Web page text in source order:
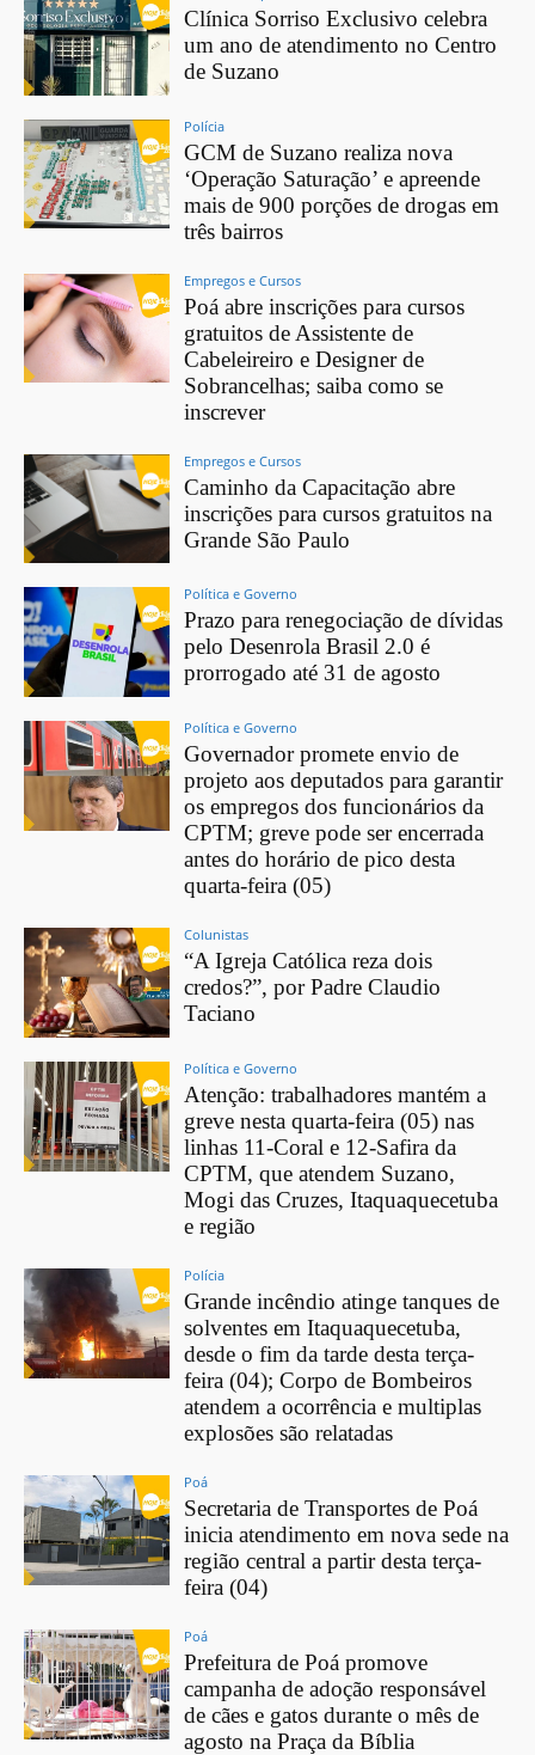
Clínica Sorriso Exclusivo celebra
um ano de atendimento no Centro
de Suzano
Polícia
GCM de Suzano realiza nova
‘Operação Saturação’ e apreende
mais de 900 porções de drogas em
três bairros
Empregos e Cursos
Poá abre inscrições para cursos
gratuitos de Assistente de
Cabeleireiro e Designer de
Sobrancelhas; saiba como se
inscrever
Empregos e Cursos
Caminho da Capacitação abre
inscrições para cursos gratuitos na
Grande São Paulo
Política e Governo
Prazo para renegociação de dívidas
pelo Desenrola Brasil 2.0 é
prorrogado até 31 de agosto
Política e Governo
Governador promete envio de
projeto aos deputados para garantir
os empregos dos funcionários da
CPTM; greve pode ser encerrada
antes do horário de pico desta
quarta-feira (05)
Colunistas
“A Igreja Católica reza dois
credos?”, por Padre Claudio
Taciano
Política e Governo
Atenção: trabalhadores mantém a
greve nesta quarta-feira (05) nas
linhas 11-Coral e 12-Safira da
CPTM, que atendem Suzano,
Mogi das Cruzes, Itaquaquecetuba
e região
Polícia
Grande incêndio atinge tanques de
solventes em Itaquaquecetuba,
desde o fim da tarde desta terça-
feira (04); Corpo de Bombeiros
atendem a ocorrência e multiplas
explosões são relatadas
Poá
Secretaria de Transportes de Poá
inicia atendimento em nova sede na
região central a partir desta terça-
feira (04)
Poá
Prefeitura de Poá promove
campanha de adoção responsável
de cães e gatos durante o mês de
agosto na Praça da Bíblia